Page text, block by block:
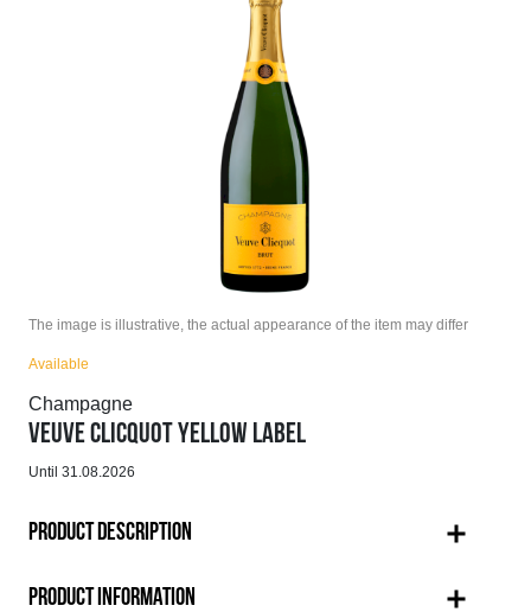
The image is illustrative, the actual appearance of the item may differ
Available
Champagne
VEUVE CLICQUOT YELLOW LABEL
Until 31.08.2026
PRODUCT DESCRIPTION
PRODUCT INFORMATION